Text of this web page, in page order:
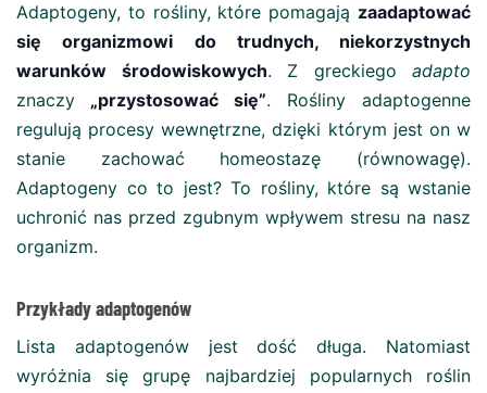
Adaptogeny, to rośliny, które pomagają zaadaptować
się organizmowi do trudnych, niekorzystnych
warunków środowiskowych. Z greckiego adapto
znaczy „przystosować się”. Rośliny adaptogenne
regulują procesy wewnętrzne, dzięki którym jest on w
stanie zachować homeostazę (równowagę).
Adaptogeny co to jest? To rośliny, które są wstanie
uchronić nas przed zgubnym wpływem stresu na nasz
organizm.
Przykłady adaptogenów
Lista adaptogenów jest dość długa. Natomiast
wyróżnia się grupę najbardziej popularnych roślin